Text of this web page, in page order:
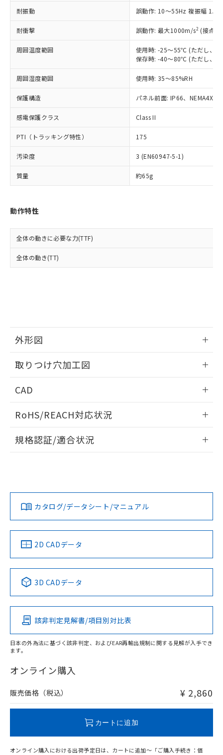
耐振動 誤動作: 10～55Hz 複振幅
耐衝撃 誤動作: 最大1000m/s2 (接点
周囲温度範囲
使用時: -25～55℃ (ただし、氷
保存時: -40～80℃ (ただし、氷
周囲湿度範囲 使用時: 35～85%RH
保護構造 パネル前面: IP66、NEMA4X,
感電保護クラス Class II
PTI（トラッキング特性） 175
汚染度 3 (EN60947-5-1)
質量 約65g
動作特性
全体の動きに必要な力(TTF)
全体の動き(TT)
外形図
取りつけ穴加工図
CAD
ドすることができます。
ログイン/会員登録
ダウンロードデータをご利用いただく前に、以下を必ずお読
みください。
ソフトウェアの使用条件
RoHS/REACH対応状況
EU RoHS 注意事項・凡例
対応済み
中国 RoHS 注意事項・凡例
Pb Hg Cd Cr(VI)
O
在庫等で未対応品が混在する可能性があります。
問い合わせください。
規格認証/適合状況
カタログ/データシート/マニュアル
2D CADデータ
3D CADデータ
該非判定見解書/項目別対比表
日本の外為法に基づく該非判定、およびEAR再輸出規制に関する見解が入手でき
ます。
オンライン購入
販売価格（税込） ¥ 2,860
カートに追加
オンライン購入における出荷予定日は、カートに追加～「ご購入手続き：価
記載している更新日時点での社内デー
タに基づき作成されるものであり、閲
覧された時点での実際の在庫および標
準価格とは異なる場合があることをご
正式な納期状況および標準価格はお客
様のお取引先、またはお客様担当のオ
ムロン制御機器販売店・当社販売員に
オムロン制御機器販売店や当社販売拠
販売ネットワーク
」をご確認
ください。
在庫状況および標準価格結果を当社の
事前の承諾なく第三者に漏洩または開
示しないようお願いします。
マイパーツ機能（部品リスト作成サー
ビス）をご利用いただくには、I-Web
メンバーズにご登録されている必要が
および当社の共同利用者が、当社の製
品・サービスに関するお客様との取
をご了承ください。
※当社の共同利用者とは、"個人情報
鉛(Pb) 1000ppm以下、 水銀(Hg) 1000ppm以下、 カド
六価クロム(Cr(Ⅵ)) 1000ppm以下、ポリ臭化ビフェニル
類(PBB) 1000ppm以下、ポリ臭化ジフェニルエーテル類
(PBDE) 1000ppm以下、フタル酸ビス(2-エチルヘキシ
ル) (DEHP)(別名：DOP) 1000ppm以下、フタル酸ブチ
ルベンジル（BBP） 1000ppm以下、フタル酸ジブチル
（DBP） 1000ppm以下、フタル酸ジイソブチル
(DIBP) 1000ppm以下
但し、RoHS指令で産業用監視および制御機器に対する
適用除外項目は除く。
フタル酸エステル類の４物質については閾値を超える意
図的な使用がないことを確認しています。
※2 対応予定月
部品在庫の切り替え状況などにより、予定
月が前後することがあります。
下記の非含有証明書をダウンロードするこ
とができます。
EU RoHS指令（10物質）の非含有証明書
物質の対応では、対応完了までの期間は出
荷製品に未対応品が混在することから備考
既に当社にて対応品への在庫切替を完了
していることから、特段のことがない限
り、2022年1月12日より割愛しておりま
*中国RoHS10物質の基準値 (GB/T26572)：
Pb(鉛) :1000ppm、 Hg(水銀) : 1000ppm、 Cd(カドミウ
Cr(Ⅵ)(六価クロム) : 1000ppm、 PBBs(ポリ臭化ビフェ
ニル類) : 1000ppm、 PBDEs(ポリ臭化ジフェニルエーテ
ル) : 1000ppm、
DEHP(フタル酸ビス(2-エチルヘキシル)) : 1000ppm
※2 環境保護使用期限
「ｅ」：有害物質（10物質）のすべてが基
準値以下であることを示します。
「10」：通常の使用状況下において有害物
質が外部に漏えいし、環境に深刻な影響を
及ぼさない年数を意味します。
（以下｢規制貨物等」という）を輸出
または国外への提供する場合は、日本
国政府の輸出許可(または役務取引許
可)を取得するなどの必要な手続きを
当社は規制貨物を破棄する場合は、完
全に破砕するなど、違法に輸出されな
いよう必要な手段を講じます。
当社は貴社製品を、核兵器、ミサイ
ル、化学兵器、生物兵器またはその他
武器並びにこれらの製造装置等に一切
使用いたしません。
当社は、貴社製品を第三者に販売する
場合は、上記1、2および3の内容を当
該第三者に通知します。また当社は、
販売先および販売に係わる関係者が違
法に輸出するおそれがある場合は、取
り引きをいたしません。
○ 一定数以上の在庫あり
△ 一定数には満たないが在庫あり
在庫なし(最新の在庫状況につ
いては、お客様のお取引先、ま
たはお客様担当のオムロン制御
機器販売店・当社販売員にご確
認ください)
受注生産機種、また在庫状況の
情報を公開していない機種